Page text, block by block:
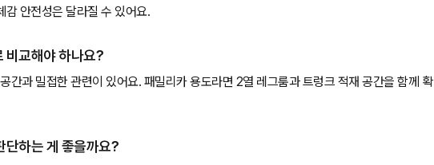
감 안전성은 달라질 수 있어요.
비교해야 하나요?
간과 밀접한 관련이 있어요. 패밀리카 용도라면 2열 레그룸과 트렁크 적재 공간을 함께 확
단하는 게 좋을까요?